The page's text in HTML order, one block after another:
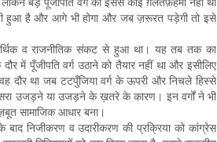
हुआ है और आगे भी होगा और जब ज़रूरत पड़ेगी तो इसे
व राजनीतिक संकट से हुआ था। यह तब तक का
में पूँजीपति वर्ग उठाने को तैयार नहीं था और इसीलिए
दौर था जब टटपुँजिया वर्ग के ऊपरी और निचले हिस्से
उजड़ने या उजड़ने के ख़तरे के कारण। इन वर्गों ने भी
सामाजिक आधार बना।
निजीकरण व उदारीकरण की प्रक्रिया को कांग्रेस